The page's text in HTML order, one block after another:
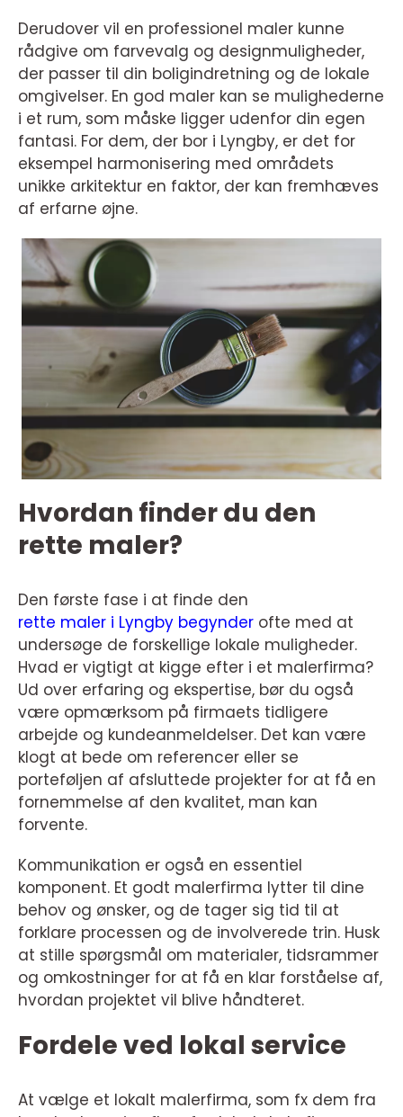
Derudover vil en professionel maler kunne
rådgive om farvevalg og designmuligheder,
der passer til din boligindretning og de lokale
omgivelser. En god maler kan se mulighederne
i et rum, som måske ligger udenfor din egen
fantasi. For dem, der bor i Lyngby, er det for
eksempel harmonisering med områdets
unikke arkitektur en faktor, der kan fremhæves
af erfarne øjne.
Hvordan finder du den
rette maler?
Den første fase i at finde den
rette maler i Lyngby begynder ofte med at
undersøge de forskellige lokale muligheder.
Hvad er vigtigt at kigge efter i et malerfirma?
Ud over erfaring og ekspertise, bør du også
være opmærksom på firmaets tidligere
arbejde og kundeanmeldelser. Det kan være
klogt at bede om referencer eller se
porteføljen af afsluttede projekter for at få en
fornemmelse af den kvalitet, man kan
forvente.
Kommunikation er også en essentiel
komponent. Et godt malerfirma lytter til dine
behov og ønsker, og de tager sig tid til at
forklare processen og de involverede trin. Husk
at stille spørgsmål om materialer, tidsrammer
og omkostninger for at få en klar forståelse af,
hvordan projektet vil blive håndteret.
Fordele ved lokal service
At vælge et lokalt malerfirma, som fx dem fra